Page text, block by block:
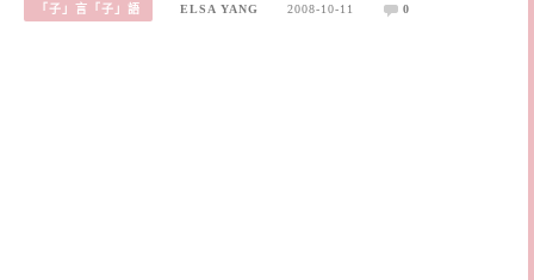
「子」言「子」語 ELSA YANG 2008-10-11 0